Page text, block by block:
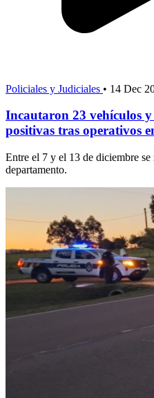
Policiales y Judiciales • 14 Dec
Incautaron 23 vehículos
positivas tras operativos
Entre el 7 y el 13 de diciembre
departamento.